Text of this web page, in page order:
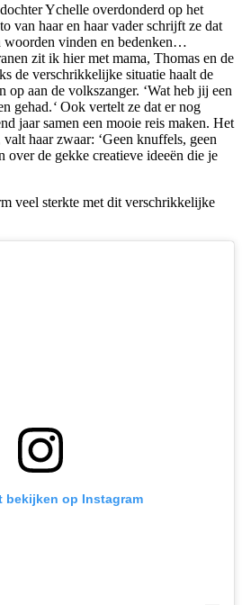
Ychelle overdonderd op het
van haar en haar vader schrijft ze dat
woorden vinden en bedenken…
zit ik hier met mama, Thomas en de
de verschrikkelijke situatie haalt de
op aan de volkszanger. ‘Wat heb jij een
gehad.‘ Ook vertelt ze dat er nog
jaar samen een mooie reis maken. Het
haar zwaar: ‘Geen knuffels, geen
over de gekke creatieve ideeën die je
veel sterkte met dit verschrikkelijke
bekijken op Instagram